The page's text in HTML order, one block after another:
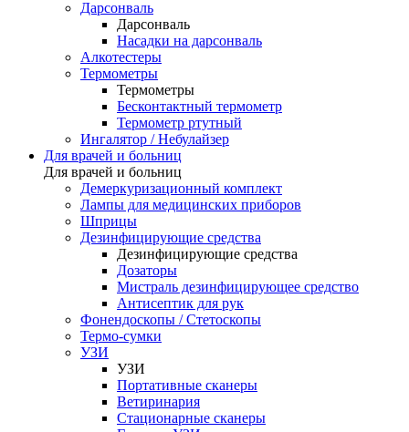
Дарсонваль
Дарсонваль
Насадки на дарсонваль
Алкотестеры
Термометры
Термометры
Бесконтактный термометр
Термометр ртутный
Ингалятор / Небулайзер
Для врачей и больниц
Для врачей и больниц
Демеркуризационный комплект
Лампы для медицинских приборов
Шприцы
Дезинфицирующие средства
Дезинфицирующие средства
Дозаторы
Мистраль дезинфицирующее средство
Антисептик для рук
Фонендоскопы / Стетоскопы
Термо-сумки
УЗИ
УЗИ
Портативные сканеры
Ветиринария
Стационарные сканеры